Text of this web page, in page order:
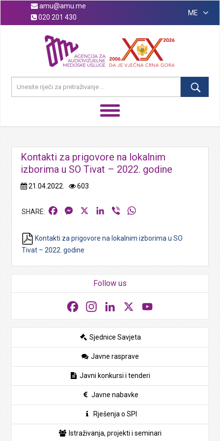
amu@amu.me
020 201 430
ME
Kontakti za prigovore na lokalnim
izborima u SO Tivat – 2022. godine
21.04.2022. 603
FacebookMessengerLinkedIn
Viber
Kontakti za prigovore na lokalnim izborima u SO
Tivat – 2022. godine
Follow us
FacebookInstagramLinkedIn
Sjednice Savjeta
Javne rasprave
Javni konkursi i tenderi
Javne nabavke
Rješenja o SPI
Istraživanja, projekti i seminari